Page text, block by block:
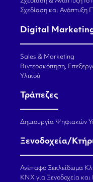
Σχεδίαση & Ανάπτυξη
Σχεδίαση και
Digital
Sales & Marketing
Βιντεοσκόπηση,
Υλικού
Τράπεζες
Δημιουργία Ψηφιακών
Ξενοδοχεία/
Ανέπαφο Ξεκλείδωμα
KNX για Ξενοδοχεία